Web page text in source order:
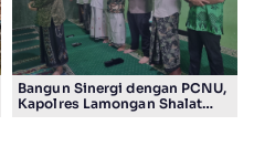
Bangun Sinergi dengan PCNU,
Kapolres Lamongan Shalat